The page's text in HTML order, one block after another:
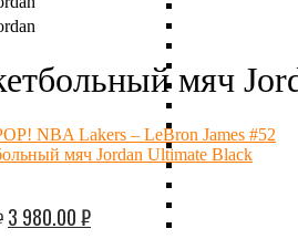
мяч
NBA Lakers – LeBron James #52
мяч Jordan Ultimate Black
3 980.00₽